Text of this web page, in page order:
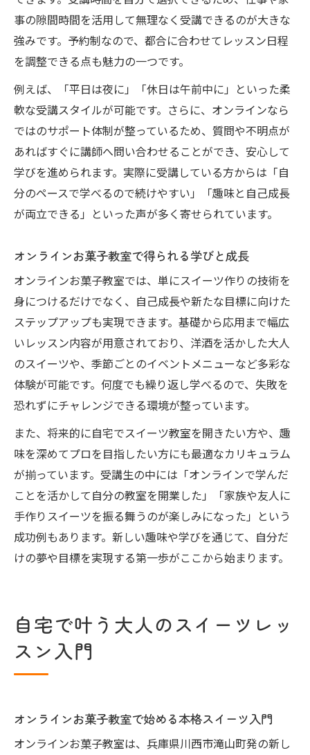
事の隙間時間を活用して無理なく受講できるのが大きな
強みです。予約制なので、都合に合わせてレッスン日程
を調整できる点も魅力の一つです。
例えば、「平日は夜に」「休日は午前中に」といった柔
軟な受講スタイルが可能です。さらに、オンラインなら
ではのサポート体制が整っているため、質問や不明点が
あればすぐに講師へ問い合わせることができ、安心して
学びを進められます。実際に受講している方からは「自
分のペースで学べるので続けやすい」「趣味と自己成長
が両立できる」といった声が多く寄せられています。
オンラインお菓子教室で得られる学びと成長
オンラインお菓子教室では、単にスイーツ作りの技術を
身につけるだけでなく、自己成長や新たな目標に向けた
ステップアップも実現できます。基礎から応用まで幅広
いレッスン内容が用意されており、洋酒を活かした大人
のスイーツや、季節ごとのイベントメニューなど多彩な
体験が可能です。何度でも繰り返し学べるので、失敗を
恐れずにチャレンジできる環境が整っています。
また、将来的に自宅でスイーツ教室を開きたい方や、趣
味を深めてプロを目指したい方にも最適なカリキュラム
が揃っています。受講生の中には「オンラインで学んだ
ことを活かして自分の教室を開業した」「家族や友人に
手作りスイーツを振る舞うのが楽しみになった」という
成功例もあります。新しい趣味や学びを通じて、自分だ
けの夢や目標を実現する第一歩がここから始まります。
自宅で叶う大人のスイーツレッ
スン入門
オンラインお菓子教室で始める本格スイーツ入門
オンラインお菓子教室は、兵庫県川西市滝山町発の新し